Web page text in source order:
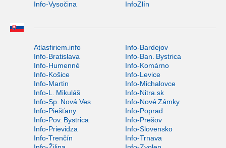
Info-Vysočina
InfoZlín
Atlasfiriem.info
Info-Bardejov
Info-Bratislava
Info-Ban. Bystrica
Info-Humenné
Info-Komárno
Info-Košice
Info-Levice
Info-Martin
Info-Michalovce
Info-L. Mikuláš
Info-Nitra.sk
Info-Sp. Nová Ves
Info-Nové Zámky
Info-Piešťany
Info-Poprad
Info-Pov. Bystrica
Info-Prešov
Info-Prievidza
Info-Slovensko
Info-Trenčín
Info-Trnava